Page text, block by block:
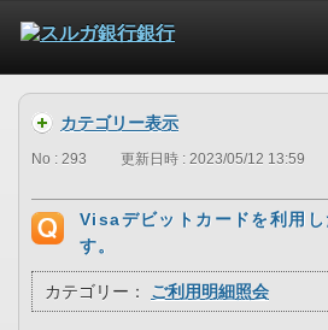
カテゴリー表示
No : 293 更新日時 : 2023/05/12 13:59
Visaデビットカードを利用
す。
カテゴリー： ご利用明細照会